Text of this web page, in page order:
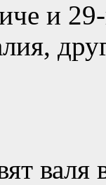
и
валя